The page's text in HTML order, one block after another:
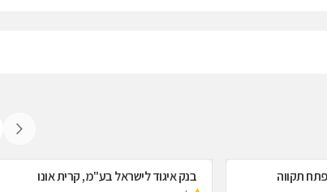
תקווה
בנק איגוד לישראל בע"מ, קרית אונו